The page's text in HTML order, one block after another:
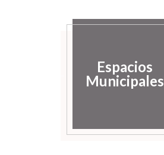
Espacios
Municipales